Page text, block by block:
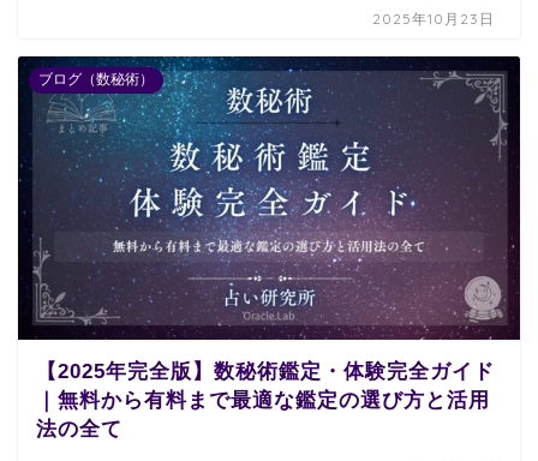
2025年10月23日
ブログ（数秘術）
【2025年完全版】数秘術鑑定・体験完全ガイド
｜無料から有料まで最適な鑑定の選び方と活用
法の全て